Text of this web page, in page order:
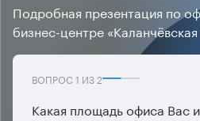
Подробная презентация по
бизнес-центре
ВОПРОС 1 ИЗ2
Какая площадь офиса Вас